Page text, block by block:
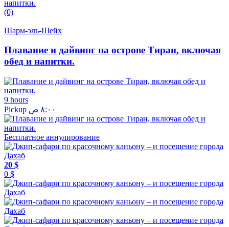
(0)
Шарм-эль-Шейх
Плавание и дайвинг на острове Тиран, включая
обед и напитки.
9 hours
Pickup ٨:٠٠ ص
Бесплатное аннулирование
20 $
0 $